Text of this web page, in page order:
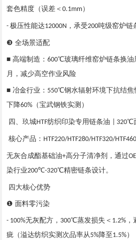
套色精度（误差＜0.1mm）
-极压性能达12000N ，承受200吨级窑炉链
❸ 全场景适配
■ 高端制造：600℃玻璃纤维窑炉链条换油
月，减少高空作业风险
■ 冶金行业： 550℃钢水辐射环境下抗结焦
下降60% （宝武钢铁实测）
四、玖城HTF纺织印染专用链条油 | 320℃
核心产品： HTF220/HTF280/HTF320/HTF460
无灰合成酯基础油+高分子清净剂，通过
染行业200℃-320℃精密链条设计。
四大核心优势
❶ 面料零污染
- 100%无灰配方， 300℃蒸发损失＜ 1.2%
疵（溢达纺织实测次品率从5%降至 1.5%）